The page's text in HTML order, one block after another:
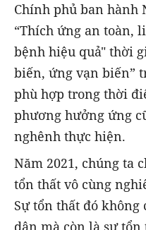
Chính phủ ban hành
“Thích ứng an toàn,
bệnh hiệu quả" thời
biến, ứng vạn biến”
phù hợp trong thời
phương hưởng ứng
nghênh thực hiện.
Năm 2021, chúng ta
tổn thất vô cùng
Sự tổn thất đó